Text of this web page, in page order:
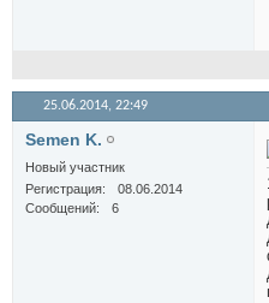
25.06.2014, 22:49
Semen K.
Новый участник
Регистрация
08.06.2014
Сообщений
6